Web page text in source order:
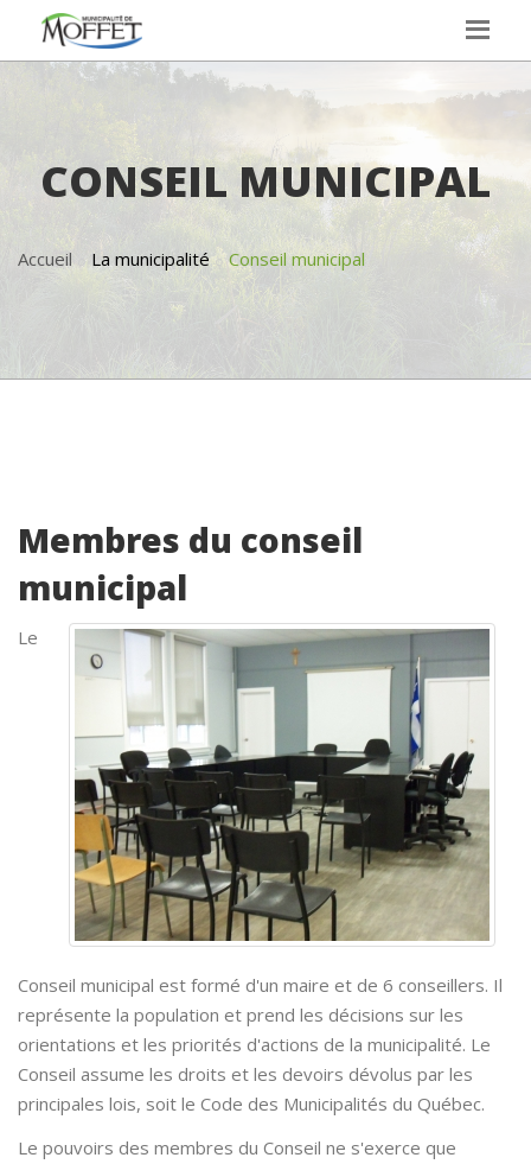
CONSEIL MUNICIPAL
Accueil La municipalité Conseil municipal
Membres du conseil
municipal
Le
Conseil municipal est formé d'un maire et de 6 conseillers. Il
représente la population et prend les décisions sur les
orientations et les priorités d'actions de la municipalité. Le
Conseil assume les droits et les devoirs dévolus par les
principales lois, soit le Code des Municipalités du Québec.
Le pouvoirs des membres du Conseil ne s'exerce que